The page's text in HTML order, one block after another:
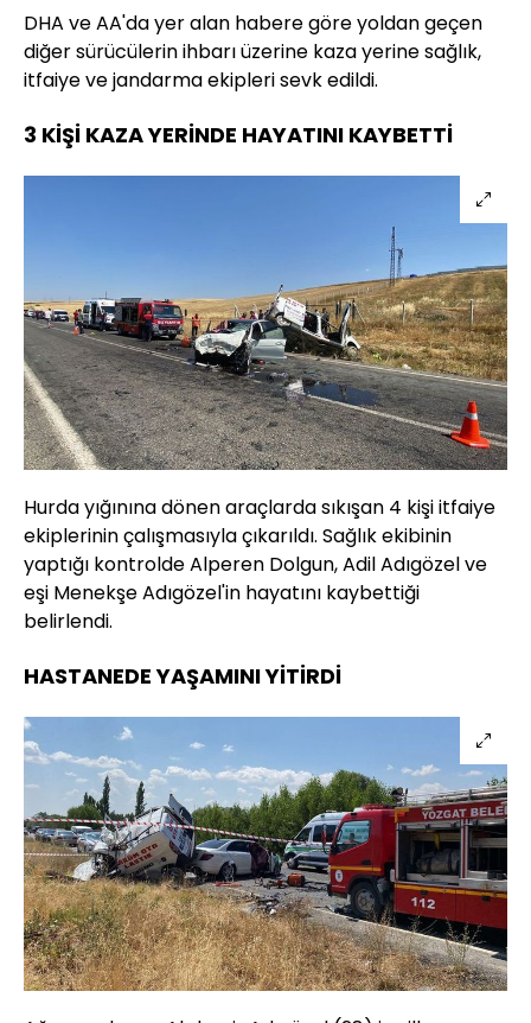
DHA ve AA'da yer alan habere göre yoldan geçen
diğer sürücülerin ihbarı üzerine kaza yerine sağlık,
itfaiye ve jandarma ekipleri sevk edildi.
3 KİŞİ KAZA YERİNDE HAYATINI KAYBETTİ
Hurda yığınına dönen araçlarda sıkışan 4 kişi itfaiye
ekiplerinin çalışmasıyla çıkarıldı. Sağlık ekibinin
yaptığı kontrolde Alperen Dolgun, Adil Adıgözel ve
eşi Menekşe Adıgözel'in hayatını kaybettiği
belirlendi.
HASTANEDE YAŞAMINI YİTİRDİ